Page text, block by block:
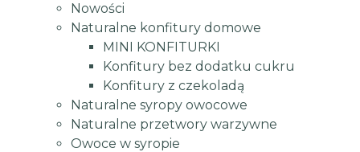
Nowości
Naturalne konfitury domowe
MINI KONFITURKI
Konfitury bez dodatku cukru
Konfitury z czekoladą
Naturalne syropy owocowe
Naturalne przetwory warzywne
Owoce w syropie